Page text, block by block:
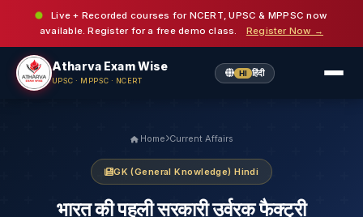
Live + Recorded courses for NCERT, UPSC & MPPSC now
available. Register for a free demo class.
Register Now →
Atharva Exam Wise
UPSC · MPPSC · NCERT
HI हिंदी
Home Current Affairs
GK (General Knowledge) Hindi
भारत की पहली सरकारी उर्वरक फैक्ट्री